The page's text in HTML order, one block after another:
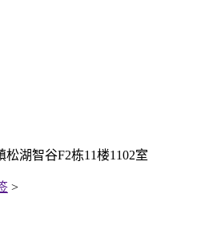
湖智谷F2栋11楼1102室
>